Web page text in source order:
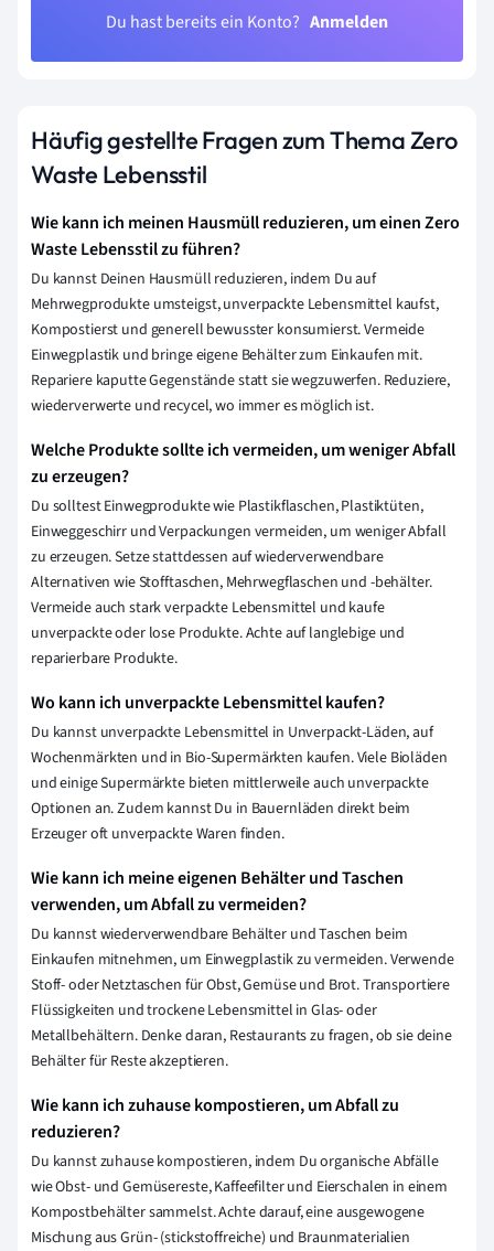
Du hast bereits ein Konto? Anmelden
Häufig gestellte Fragen zum Thema Zero
Waste Lebensstil
Wie kann ich meinen Hausmüll reduzieren, um einen Zero
Waste Lebensstil zu führen?
Du kannst Deinen Hausmüll reduzieren, indem Du auf
Mehrwegprodukte umsteigst, unverpackte Lebensmittel kaufst,
Kompostierst und generell bewusster konsumierst. Vermeide
Einwegplastik und bringe eigene Behälter zum Einkaufen mit.
Repariere kaputte Gegenstände statt sie wegzuwerfen. Reduziere,
wiederverwerte und recycel, wo immer es möglich ist.
Welche Produkte sollte ich vermeiden, um weniger Abfall
zu erzeugen?
Du solltest Einwegprodukte wie Plastikflaschen, Plastiktüten,
Einweggeschirr und Verpackungen vermeiden, um weniger Abfall
zu erzeugen. Setze stattdessen auf wiederverwendbare
Alternativen wie Stofftaschen, Mehrwegflaschen und -behälter.
Vermeide auch stark verpackte Lebensmittel und kaufe
unverpackte oder lose Produkte. Achte auf langlebige und
reparierbare Produkte.
Wo kann ich unverpackte Lebensmittel kaufen?
Du kannst unverpackte Lebensmittel in Unverpackt-Läden, auf
Wochenmärkten und in Bio-Supermärkten kaufen. Viele Bioläden
und einige Supermärkte bieten mittlerweile auch unverpackte
Optionen an. Zudem kannst Du in Bauernläden direkt beim
Erzeuger oft unverpackte Waren finden.
Wie kann ich meine eigenen Behälter und Taschen
verwenden, um Abfall zu vermeiden?
Du kannst wiederverwendbare Behälter und Taschen beim
Einkaufen mitnehmen, um Einwegplastik zu vermeiden. Verwende
Stoff- oder Netztaschen für Obst, Gemüse und Brot. Transportiere
Flüssigkeiten und trockene Lebensmittel in Glas- oder
Metallbehältern. Denke daran, Restaurants zu fragen, ob sie deine
Behälter für Reste akzeptieren.
Wie kann ich zuhause kompostieren, um Abfall zu
reduzieren?
Du kannst zuhause kompostieren, indem Du organische Abfälle
wie Obst- und Gemüsereste, Kaffeefilter und Eierschalen in einem
Kompostbehälter sammelst. Achte darauf, eine ausgewogene
Mischung aus Grün- (stickstoffreiche) und Braunmaterialien